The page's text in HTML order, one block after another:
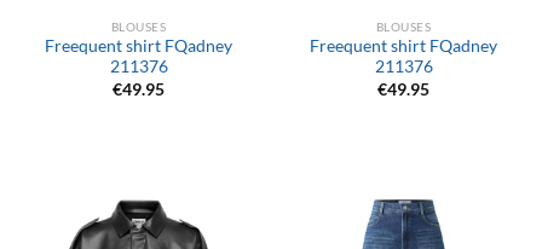
BLOUSES
Freequent shirt FQadney
211376
€49.95
BLOUSES
Freequent shirt FQadney
211376
€49.95